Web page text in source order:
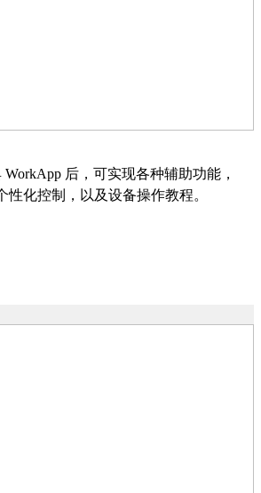
后，可实现各种辅助功能，
性化控制，以及设备操作教程。